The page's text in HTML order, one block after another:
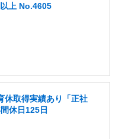
上 No.4605
休取得実績あり「正社
休日125日